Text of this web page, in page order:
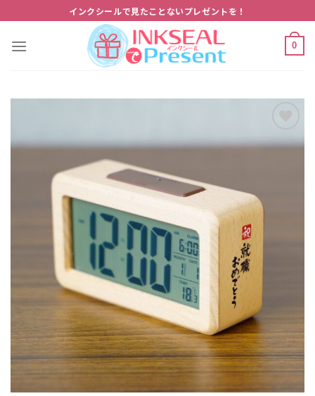
to
content
インクシールで見たことないプレゼントを！
0
Add to